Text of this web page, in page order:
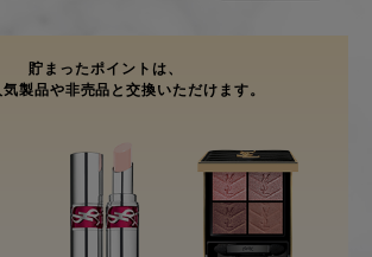
貯まったポイントは、
気製品や非売品と交換いただけます。